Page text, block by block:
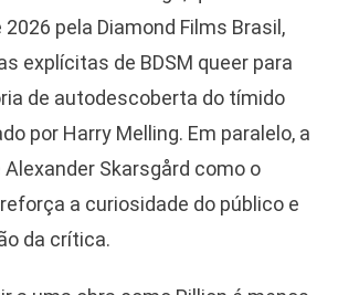
2026 pela Diamond Films Brasil,
explícitas de BDSM queer para
de autodescoberta do tímido
por Harry Melling. Em paralelo, a
Skarsgård como o
a curiosidade do público e
da crítica.